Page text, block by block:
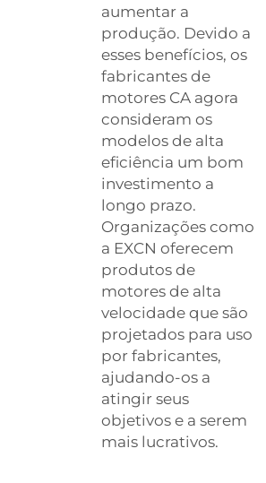
aumentar a
produção. Devido a
esses benefícios, os
fabricantes de
motores CA agora
consideram os
modelos de alta
eficiência um bom
investimento a
longo prazo.
Organizações como
a EXCN oferecem
produtos de
motores de alta
velocidade que são
projetados para uso
por fabricantes,
ajudando-os a
atingir seus
objetivos e a serem
mais lucrativos.